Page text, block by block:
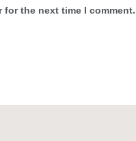
for the next time I comment.